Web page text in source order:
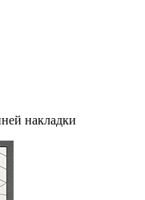
накладки